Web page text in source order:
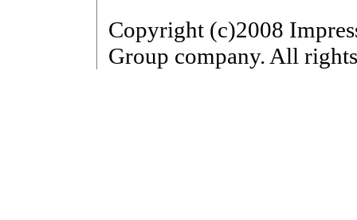
Copyright (c)2008
Group company. All